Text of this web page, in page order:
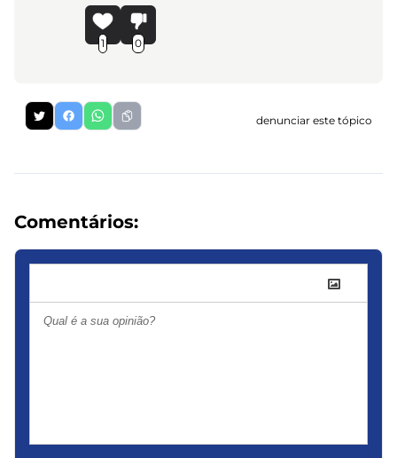
1 0
denunciar este tópico
Comentários: